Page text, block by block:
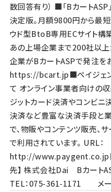
数回答有り） ■「Bカート
決定版。月額9800円から最
ウド型BtoB専用ECサイト構
あの上場企業まで200社以上
企業がBカートASPで発注を
https://bcart.jp■ペイジェ
て オンライン事業者向けの
ジットカード決済やコンビニ
決済など豊富な決済手段と
で、物販やコンテンツ販売、
で利用されています。 URL：
http://www.paygent.co.jp
先】 株式会社Dai Bカート
TEL：075-361-1171 メー